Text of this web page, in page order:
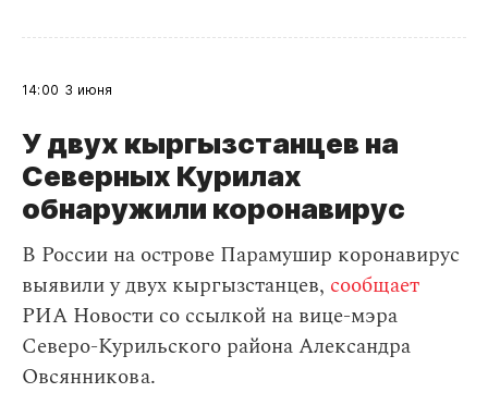
14:00 3 июня
У двух кыргызстанцев на
Северных Курилах
обнаружили коронавирус
В России на острове Парамушир коронавирус
выявили у двух кыргызстанцев, сообщает
РИА Новости со ссылкой на вице-мэра
Северо-Курильского района Александра
Овсянникова.